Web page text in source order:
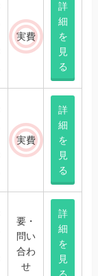
実費
詳
細
を
見
る
実費
詳
細
を
見
る
要・
問い
合わ
せ
詳
細
を
見